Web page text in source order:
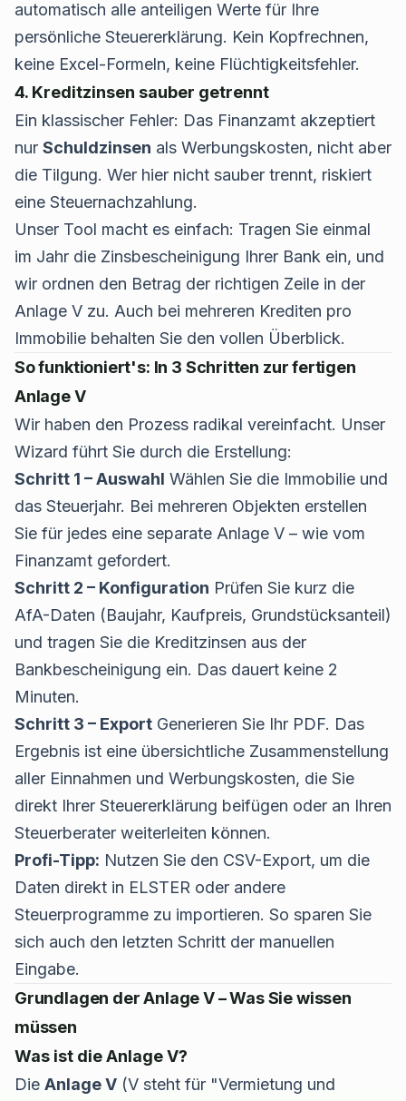
automatisch alle anteiligen Werte für Ihre
persönliche Steuererklärung. Kein Kopfrechnen,
keine Excel-Formeln, keine Flüchtigkeitsfehler.
4. Kreditzinsen sauber getrennt
Ein klassischer Fehler: Das Finanzamt akzeptiert
nur Schuldzinsen als Werbungskosten, nicht aber
die Tilgung. Wer hier nicht sauber trennt, riskiert
eine Steuernachzahlung.
Unser Tool macht es einfach: Tragen Sie einmal
im Jahr die Zinsbescheinigung Ihrer Bank ein, und
wir ordnen den Betrag der richtigen Zeile in der
Anlage V zu. Auch bei mehreren Krediten pro
Immobilie behalten Sie den vollen Überblick.
So funktioniert's: In 3 Schritten zur fertigen
Anlage V
Wir haben den Prozess radikal vereinfacht. Unser
Wizard führt Sie durch die Erstellung:
Schritt 1 – Auswahl Wählen Sie die Immobilie und
das Steuerjahr. Bei mehreren Objekten erstellen
Sie für jedes eine separate Anlage V – wie vom
Finanzamt gefordert.
Schritt 2 – Konfiguration Prüfen Sie kurz die
AfA-Daten (Baujahr, Kaufpreis, Grundstücksanteil)
und tragen Sie die Kreditzinsen aus der
Bankbescheinigung ein. Das dauert keine 2
Minuten.
Schritt 3 – Export Generieren Sie Ihr PDF. Das
Ergebnis ist eine übersichtliche Zusammenstellung
aller Einnahmen und Werbungskosten, die Sie
direkt Ihrer Steuererklärung beifügen oder an Ihren
Steuerberater weiterleiten können.
Profi-Tipp: Nutzen Sie den CSV-Export, um die
Daten direkt in ELSTER oder andere
Steuerprogramme zu importieren. So sparen Sie
sich auch den letzten Schritt der manuellen
Eingabe.
Grundlagen der Anlage V – Was Sie wissen
müssen
Was ist die Anlage V?
Die Anlage V (V steht für "Vermietung und